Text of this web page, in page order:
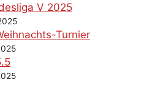
V 2025
Turnier